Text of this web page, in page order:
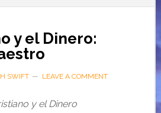
y el Dinero:
SWIFT LEAVE A COMMENT
y el Dinero